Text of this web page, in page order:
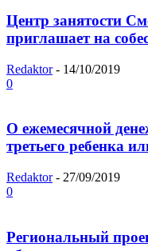
Центр занятости
приглашает на
Redaktor - 14/10/2019
0
О ежемесячной
третьего ребенка
Redaktor - 27/09/2019
0
Региональный